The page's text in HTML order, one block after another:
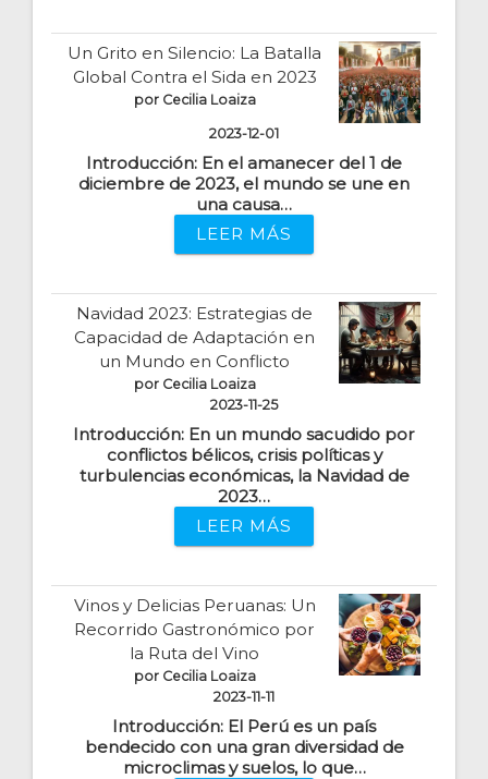
Un Grito en Silencio: La Batalla
Global Contra el Sida en 2023
por Cecilia Loaiza
2023-12-01
Introducción: En el amanecer del 1 de
diciembre de 2023, el mundo se une en
una causa…
LEER MÁS
Navidad 2023: Estrategias de
Capacidad de Adaptación en
un Mundo en Conflicto
por Cecilia Loaiza
2023-11-25
Introducción: En un mundo sacudido por
conflictos bélicos, crisis políticas y
turbulencias económicas, la Navidad de
2023…
LEER MÁS
Vinos y Delicias Peruanas: Un
Recorrido Gastronómico por
la Ruta del Vino
por Cecilia Loaiza
2023-11-11
Introducción: El Perú es un país
bendecido con una gran diversidad de
microclimas y suelos, lo que…